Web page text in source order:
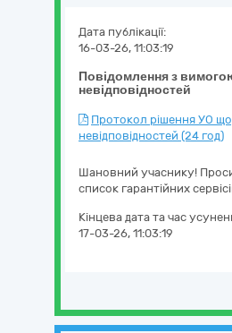
Повідомлення з
невідповідностей
Дата публікації:
16-03-26, 11:03:19
Протокол рішення УО
невідповідностей (24 год)
Шановний учаснику!
список гарантійних
Кінцева дата та час
17-03-26, 11:03:19